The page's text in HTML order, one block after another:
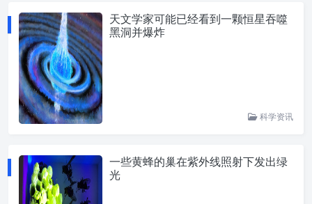
天文学家可能已经看到一颗恒星吞噬
黑洞并爆炸
科学资讯
一些黄蜂的巢在紫外线照射下发出绿
光